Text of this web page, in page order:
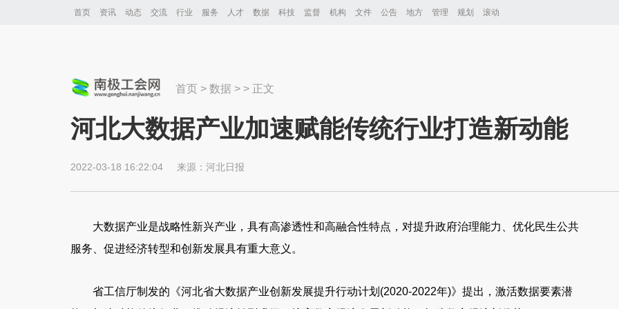
首页 资讯 动态 交流 行业 服务 人才 数据 科技 监督 机构 文件 公告 地方 管理 规划 滚动
首页 > 数据 > > 正文
河北大数据产业加速赋能传统行业打造新动能
2022-03-18 16:22:04 来源： 河北日报
大数据产业是战略性新兴产业，具有高渗透性和高融合性特点，对提升政府治理能力、优化民生公共
服务、促进经济转型和创新发展具有重大意义。
省工信厅制发的《河北省大数据产业创新发展提升行动计划(2020-2022年)》提出，激活数据要素潜